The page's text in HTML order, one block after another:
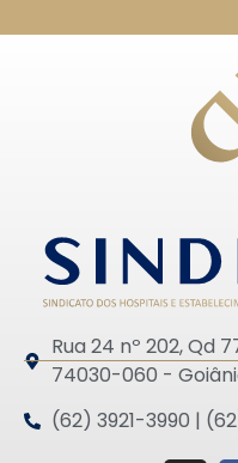
Rua 24 nº 202, Qd
74030-060 -
(62) 3921-3990 |